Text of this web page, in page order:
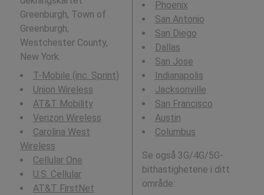
Greenburgh, Town of
Greenburgh,
Westchester County,
New York.
T-Mobile (inc. Sprint)
Union Wireless
AT&T Mobility
Verizon Wireless
Carolina West
Wireless
Cellular One
U.S. Cellular
AT&T FirstNet
Phoenix
San Antonio
San Diego
Dallas
San Jose
Indianapolis
Jacksonville
San Francisco
Austin
Columbus
Se også 3G/4G/5G-
bithastighetene i ditt
område: